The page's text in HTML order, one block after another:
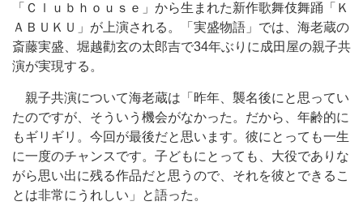
「Ｃｌｕｂｈｏｕｓｅ」から生まれた新作歌舞伎舞踊「Ｋ
ＡＢＵＫＵ」が上演される。「実盛物語」では、海老蔵の
斎藤実盛、堀越勸玄の太郎吉で34年ぶりに成田屋の親子共
演が実現する。
親子共演について海老蔵は「昨年、襲名後にと思ってい
たのですが、そういう機会がなかった。だから、年齢的に
もギリギリ。今回が最後だと思います。彼にとっても一生
に一度のチャンスです。子どもにとっても、大役でありな
がら思い出に残る作品だと思うので、それを彼とできるこ
とは非常にうれしい」と語った。